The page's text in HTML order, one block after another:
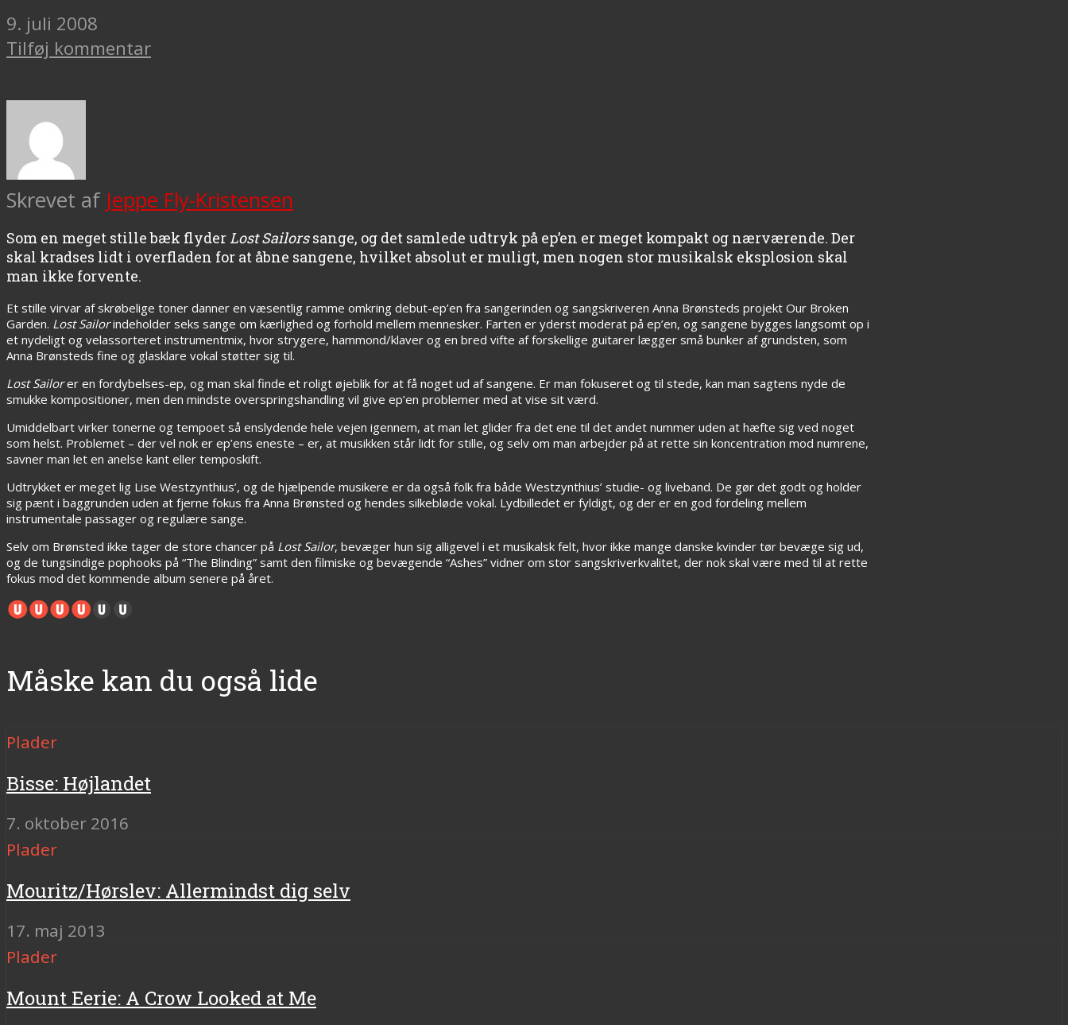
9. juli 2008
Tilføj kommentar
Skrevet af Jeppe Fly-Kristensen
Som en meget stille bæk flyderLost Sailorssange, og det samlede udtryk på ep’en er meget kompakt og nærværende. Der
skal kradses lidt i overfladen for at åbne sangene, hvilket absolut er muligt, men nogen stor musikalsk eksplosion skal
man ikke forvente.
Et stille virvar af skrøbelige toner danner en væsentlig ramme omkring debut-ep’en fra sangerinden og sangskriveren Anna Brønsteds projekt Our Broken
Garden. Lost Sailorindeholder seks sange om kærlighed og forhold mellem mennesker. Farten er yderst moderat på ep’en, og sangene bygges langsomt op i
et nydeligt og velassorteret instrumentmix, hvor strygere, hammond/klaver og en bred vifte af forskellige guitarer lægger små bunker af grundsten, som
Anna Brønsteds fine og glasklare vokal støtter sig til.
Lost Sailorer en fordybelses-ep, og man skal finde et roligt øjeblik for at få noget ud af sangene. Er man fokuseret og til stede, kan man sagtens nyde de
smukke kompositioner, men den mindste overspringshandling vil give ep’en problemer med at vise sit værd.
Umiddelbart virker tonerne og tempoet så enslydende hele vejen igennem, at man let glider fra det ene til det andet nummer uden at hæfte sig ved noget
som helst. Problemet – der vel nok er ep’ens eneste – er, at musikken står lidt for stille, og selv om man arbejder på at rette sin koncentration mod numrene,
savner man let en anelse kant eller temposkift.
Udtrykket er meget lig Lise Westzynthius’, og de hjælpende musikere er da også folk fra både Westzynthius’ studie- og liveband. De gør det godt og holder
sig pænt i baggrunden uden at fjerne fokus fra Anna Brønsted og hendes silkebløde vokal. Lydbilledet er fyldigt, og der er en god fordeling mellem
instrumentale passager og regulære sange.
Selv om Brønsted ikke tager de store chancer på Lost Sailor, bevæger hun sig alligevel i et musikalsk felt, hvor ikke mange danske kvinder tør bevæge sig ud,
og de tungsindige pophooks på “The Blinding” samt den filmiske og bevægende “Ashes” vidner om stor sangskriverkvalitet, der nok skal være med til at rette
fokus mod det kommende album senere på året.
Måske kan du også lide
Plader
Bisse: Højlandet
7. oktober 2016
Plader
Mouritz/Hørslev: Allermindst dig selv
17. maj 2013
Plader
Mount Eerie: A Crow Looked at Me